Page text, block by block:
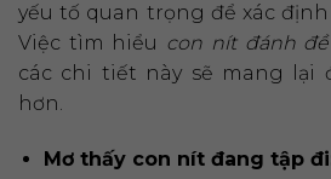
yếu tố quan trọng để xác định
Việc tìm hiểu con nít đánh
các chi tiết này sẽ mang lại
hơn.
Mơ thấy con nít đang tập